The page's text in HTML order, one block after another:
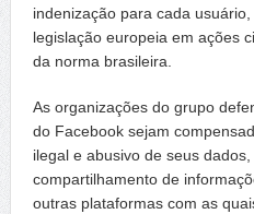
indenização para cada
legislação europeia em ações
da norma brasileira.
As organizações do grupo
do Facebook sejam
ilegal e abusivo de seus
compartilhamento de
outras plataformas com as